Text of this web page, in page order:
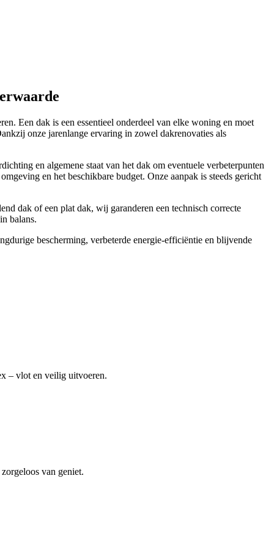
Een dak is een essentieel onderdeel van elke woning en moet
onze jarenlange ervaring in zowel dakrenovaties als
en algemene staat van het dak om eventuele verbeterpunten
en het beschikbare budget. Onze aanpak is steeds gericht
dak of een plat dak, wij garanderen een technisch correcte
balans.
bescherming, verbeterde energie-efficiëntie en blijvende
– vlot en veilig uitvoeren.
van geniet.